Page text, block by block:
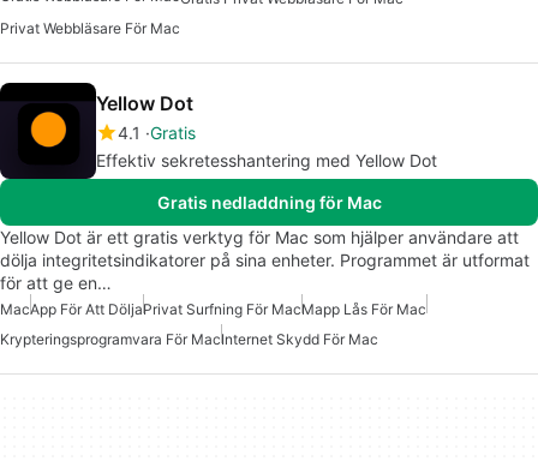
Privat Webbläsare För Mac
Yellow Dot
4.1 Gratis
Effektiv sekretesshantering med Yellow Dot
Gratis nedladdning för Mac
Yellow Dot är ett gratis verktyg för Mac som hjälper användare att
dölja integritetsindikatorer på sina enheter. Programmet är utformat
för att ge en…
MacApp För Att DöljaPrivat Surfning För MacMapp Lås För Mac
Krypteringsprogramvara För MacInternet Skydd För Mac